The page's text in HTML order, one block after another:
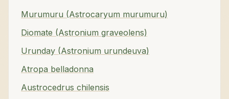
Murumuru (Astrocaryum murumuru)
Diomate (Astronium graveolens)
Urunday (Astronium urundeuva)
Atropa belladonna
Austrocedrus chilensis